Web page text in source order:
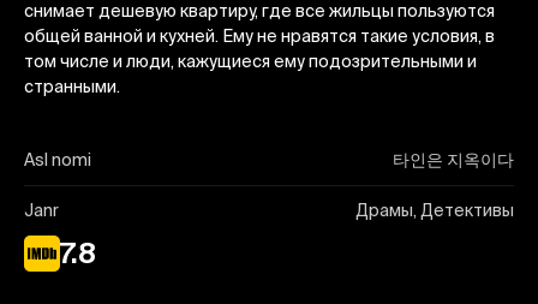
снимает дешевую квартиру, где все жильцы пользуются
общей ванной и кухней. Ему не нравятся такие условия, в
том числе и люди, кажущиеся ему подозрительными и
странными.
Asl nomi 타인은 지옥이다
Janr Драмы, Детективы
7.8